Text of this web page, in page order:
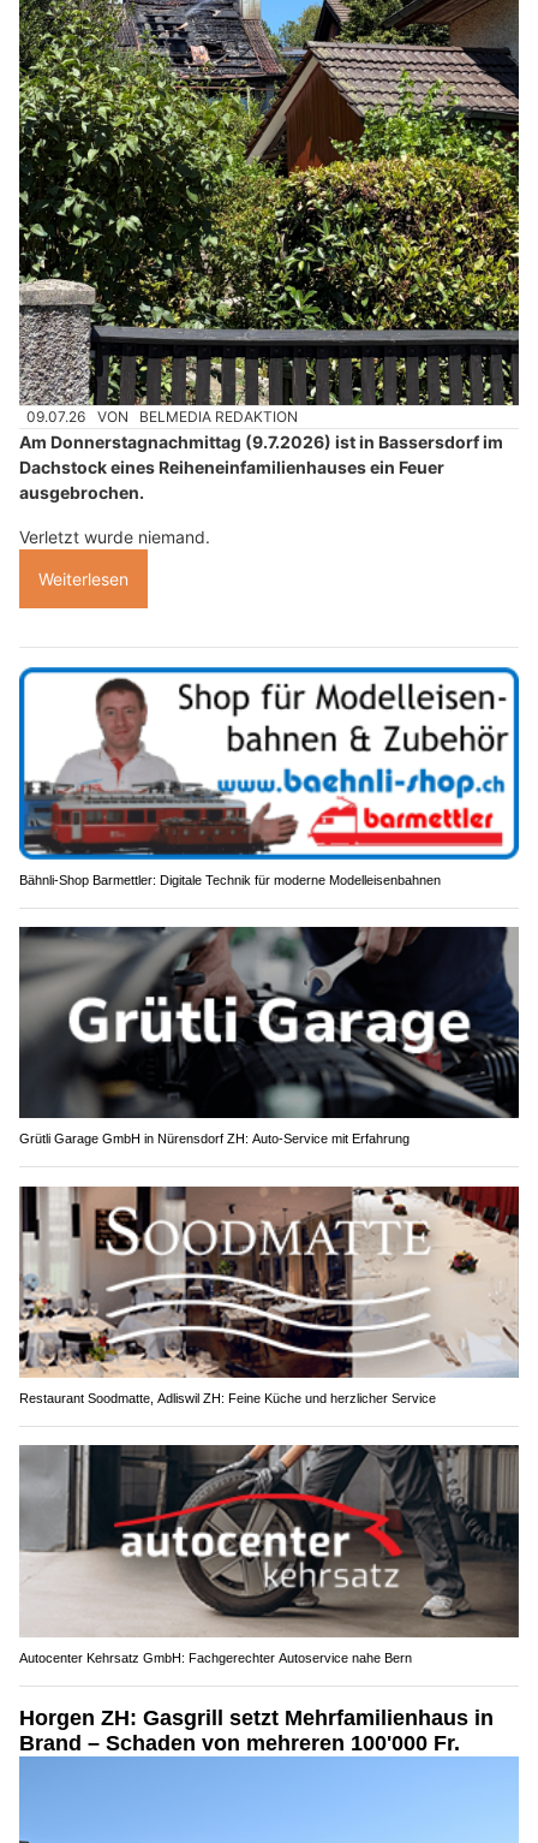
09.07.26 VON BELMEDIA REDAKTION
Am Donnerstagnachmittag (9.7.2026) ist in Bassersdorf im
Dachstock eines Reiheneinfamilienhauses ein Feuer
ausgebrochen.
Verletzt wurde niemand.
Weiterlesen
Bähnli-Shop Barmettler: Digitale Technik für moderne Modelleisenbahnen
Grütli Garage GmbH in Nürensdorf ZH: Auto-Service mit Erfahrung
Restaurant Soodmatte, Adliswil ZH: Feine Küche und herzlicher Service
Autocenter Kehrsatz GmbH: Fachgerechter Autoservice nahe Bern
Horgen ZH: Gasgrill setzt Mehrfamilienhaus in
Brand – Schaden von mehreren 100'000 Fr.